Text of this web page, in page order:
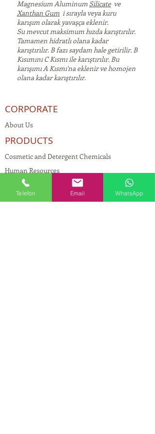
Magnesium Aluminum Silicateve
Xanthan Gum i sırayla veya kuru
karışım olarak yavaşça eklenir.
Su mevcut maksimum hızda karıştırılır.
Tamamen hidratlı olana kadar
karıştırılır. B fazı saydam hale getirilir. B
Kısımını C Kısmı ile karıştırılır. Bu
karışımı A Kısmı'na eklenir ve homojen
olana kadar karıştırılır.
CORPORATE
About Us
PRODUCTS
Cosmetic and Detergent Chemicals
Human Resources
KVKK
Quality Policy
Telefon Email WhatsApp